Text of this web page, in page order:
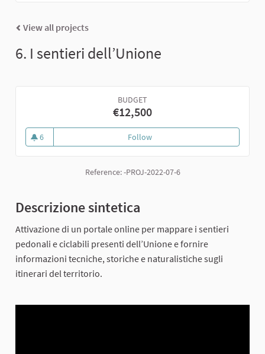
View all projects
6. I sentieri dell’Unione
BUDGET
€12,500
6
6 followers
Follow6. I sentieri dell’Unione
Reference: -PROJ-2022-07-6
Descrizione sintetica
Attivazione di un portale online per mappare i sentieri
pedonali e ciclabili presenti dell’Unione e fornire
informazioni tecniche, storiche e naturalistiche sugli
itinerari del territorio.